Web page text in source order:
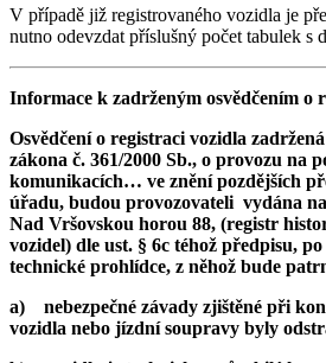
V případě již registrovaného vozidla je
nutno odevzdat příslušný počet tabulek s
Informace k zadrženým osvědčením o
Osvědčení o registraci vozidla
zákona č. 361/2000 Sb., o provozu na
komunikacích… ve znění pozdějších
úřadu, budou provozovateli vydána
Nad Vršovskou horou 88, (registr
vozidel) dle ust. § 6c téhož předpisu,
technické prohlídce, z něhož bude
a) nebezpečné závady zjištěné při
vozidla nebo jízdní soupravy byly